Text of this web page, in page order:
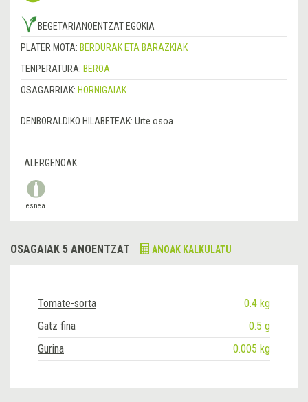
BEGETARIANOENTZAT EGOKIA
PLATER MOTA: BERDURAK ETA BARAZKIAK
TENPERATURA: BEROA
OSAGARRIAK: HORNIGAIAK
DENBORALDIKO HILABETEAK: Urte osoa
ALERGENOAK:
esnea
OSAGAIAK 5 ANOENTZAT ANOAK KALKULATU
Tomate-sorta
0.4 kg
Gatz fina
0.5 g
Gurina
0.005 kg